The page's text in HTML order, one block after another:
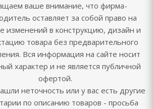
ваше внимание, что фирма-
оставляет за собой право на
изменений в конструкцию, дизайн и
товара без предварительного
Вся информация на сайте носит
характер и не является публичной
офертой.
неточность или у вас есть другие
по описанию товаров - просьба